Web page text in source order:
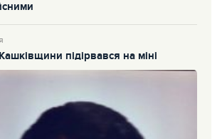
підірвався на міні